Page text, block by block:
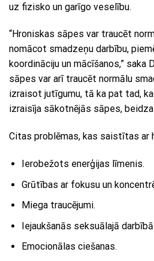
uz fizisko un garīgo veselību.
“Hroniskas sāpes var traucēt
nomācot smadzeņu darbību,
koordināciju un mācīšanos,” saka
sāpes var arī traucēt normālu
izraisot jutīgumu, tā ka pat tad,
izraisīja sākotnējās sāpes,
Citas problēmas, kas saistītas ar
Ierobežots enerģijas līmenis.
Grūtības ar fokusu un
Miega traucējumi.
Iejaukšanās seksuālajā darbībā.
Emocionālas ciešanas.